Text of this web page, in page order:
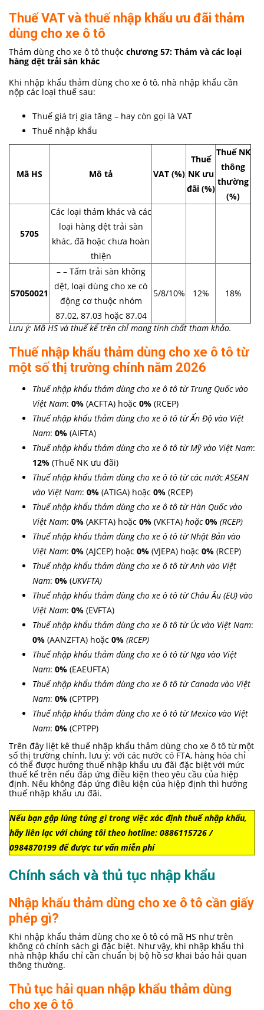
Thuế VAT và thuế nhập khẩu ưu đãi thảm
dùng cho xe ô tô
Thảm dùng cho xe ô tô thuộc chương 57: Thảm và các loại
hàng dệt trải sàn khác
Khi nhập khẩu thảm dùng cho xe ô tô, nhà nhập khẩu cần
nộp các loại thuế sau:
Thuế giá trị gia tăng – hay còn gọi là VAT
Thuế nhập khẩu
Mã HS Mô tả VAT (%)
Thuế
NK ưu
đãi (%)
Thuế NK
thông
thường
(%)
5705
Các loại thảm khác và các
loại hàng dệt trải sàn
khác, đã hoặc chưa hoàn
thiện
57050021
– – Tấm trải sàn không
dệt, loại dùng cho xe có
động cơ thuộc nhóm
87.02, 87.03 hoặc 87.04
5/8/10% 12% 18%
Lưu ý: Mã HS và thuế kể trên chỉ mang tính chất tham khảo.
Thuế nhập khẩu thảm dùng cho xe ô tô từ
một số thị trường chính năm 2026
Thuế nhập khẩu thảm dùng cho xe ô tô từ Trung Quốc vào
Việt Nam: 0% (ACFTA) hoặc 0% (RCEP)
Thuế nhập khẩu thảm dùng cho xe ô tô từ Ấn Độ vào Việt
Nam: 0% (AIFTA)
Thuế nhập khẩu thảm dùng cho xe ô tô từ Mỹ vào Việt Nam:
12% (Thuế NK ưu đãi)
Thuế nhập khẩu thảm dùng cho xe ô tô từ các nước ASEAN
vào Việt Nam: 0% (ATIGA) hoặc 0% (RCEP)
Thuế nhập khẩu thảm dùng cho xe ô tô từ Hàn Quốc vào
Việt Nam: 0% (AKFTA) hoặc 0% (VKFTA) hoặc0% (RCEP)
Thuế nhập khẩu thảm dùng cho xe ô tô từ Nhật Bản vào
Việt Nam: 0% (AJCEP) hoặc 0% (VJEPA) hoặc 0% (RCEP)
Thuế nhập khẩu thảm dùng cho xe ô tô từ Anh vào Việt
Nam: 0% (UKVFTA)
Thuế nhập khẩu thảm dùng cho xe ô tô từ Châu Âu (EU) vào
Việt Nam: 0% (EVFTA)
Thuế nhập khẩu thảm dùng cho xe ô tô từ Úc vào Việt Nam:
0% (AANZFTA) hoặc 0% (RCEP)
Thuế nhập khẩu thảm dùng cho xe ô tô từ Nga vào Việt
Nam: 0% (EAEUFTA)
Thuế nhập khẩu thảm dùng cho xe ô tô từ Canada vào Việt
Nam: 0% (CPTPP)
Thuế nhập khẩu thảm dùng cho xe ô tô từ Mexico vào Việt
Nam: 0% (CPTPP)
Trên đây liệt kê thuế nhập khẩu thảm dùng cho xe ô tô từ một
số thị trường chính, lưu ý: với các nước có FTA, hàng hóa chỉ
có thể được hưởng thuế nhập khẩu ưu đãi đặc biệt với mức
thuế kể trên nếu đáp ứng điều kiện theo yêu cầu của hiệp
định. Nếu không đáp ứng điều kiện của hiệp định thì hưởng
thuế nhập khẩu ưu đãi.
Nếu bạn gặp lúng túng gì trong việc xác định thuế nhập khẩu,
hãy liên lạc với chúng tôi theo hotline: 0886115726 /
0984870199 để được tư vấn miễn phí
Chính sách và thủ tục nhập khẩu
Nhập khẩu thảm dùng cho xe ô tô cần giấy
phép gì?
Khi nhập khẩu thảm dùng cho xe ô tô có mã HS như trên
không có chính sách gì đặc biệt. Như vậy, khi nhập khẩu thì
nhà nhập khẩu chỉ cần chuẩn bị bộ hồ sơ khai báo hải quan
thông thường.
Thủ tục hải quan nhập khẩu thảm dùng
cho xe ô tô